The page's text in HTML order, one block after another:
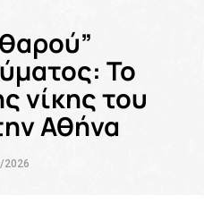
Το
νίκης του
Αθήνα
2026